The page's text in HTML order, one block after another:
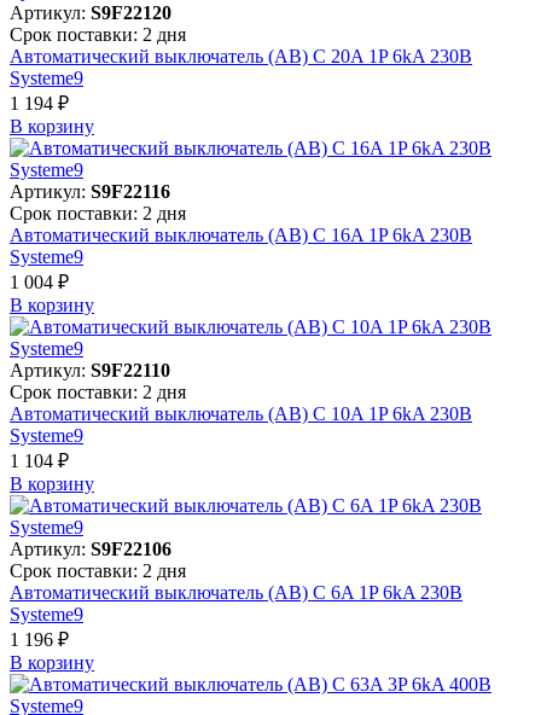
Артикул: S9F22120
Срок поставки: 2 дня
Автоматический выключатель (АВ) C 20A 1P 6kA 230В
Systeme9
1 194 ₽
В корзинy
Артикул: S9F22116
Срок поставки: 2 дня
Автоматический выключатель (АВ) C 16A 1P 6kA 230В
Systeme9
1 004 ₽
В корзинy
Артикул: S9F22110
Срок поставки: 2 дня
Автоматический выключатель (АВ) C 10A 1P 6kA 230В
Systeme9
1 104 ₽
В корзинy
Артикул: S9F22106
Срок поставки: 2 дня
Автоматический выключатель (АВ) C 6A 1P 6kA 230В
Systeme9
1 196 ₽
В корзинy